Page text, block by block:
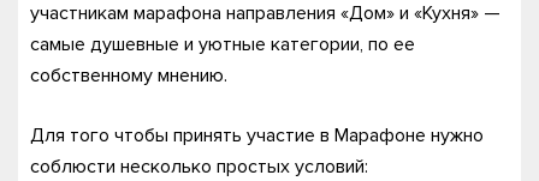
участникам марафона направления «Дом» и «Кухня» —
самые душевные и уютные категории, по ее
собственному мнению.
Для того чтобы принять участие в Марафоне нужно
соблюсти несколько простых условий: